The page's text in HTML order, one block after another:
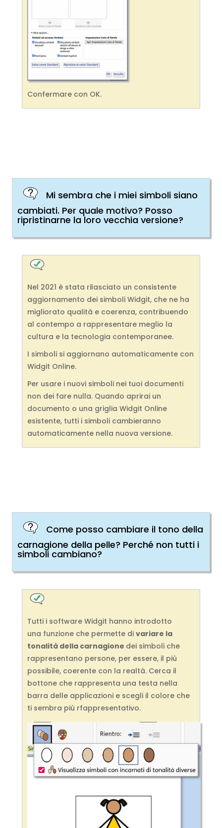
Confermare con OK.
Mi sembra che i miei simboli siano
cambiati. Per quale motivo? Posso
ripristinarne la loro vecchia versione?
Nel 2021 è stata rilasciato un consistente
aggiornamento dei simboli Widgit, che ne ha
migliorato qualità e coerenza, contribuendo
al contempo a rappresentare meglio la
cultura e la tecnologia contemporanee.
I simboli si aggiornano automaticamente con
Widgit Online.
Per usare i nuovi simboli nei tuoi documenti
non dei fare nulla. Quando aprirai un
documento o una griglia Widgit Online
esistente, tutti i simboli cambieranno
automaticamente nella nuova versione.
Come posso cambiare il tono della
carnagione della pelle? Perché non tutti i
simboli cambiano?
Tutti i software Widgit hanno introdotto
una funzione che permette di variare la
tonalità della carnagione dei simboli che
rappresentano persone, per essere, il più
possibile, coerente con la realtà. Cerca il
bottone che rappresenta una testa nella
barra delle applicazioni e scegli il colore che
ti sembra più rfappresentativo.